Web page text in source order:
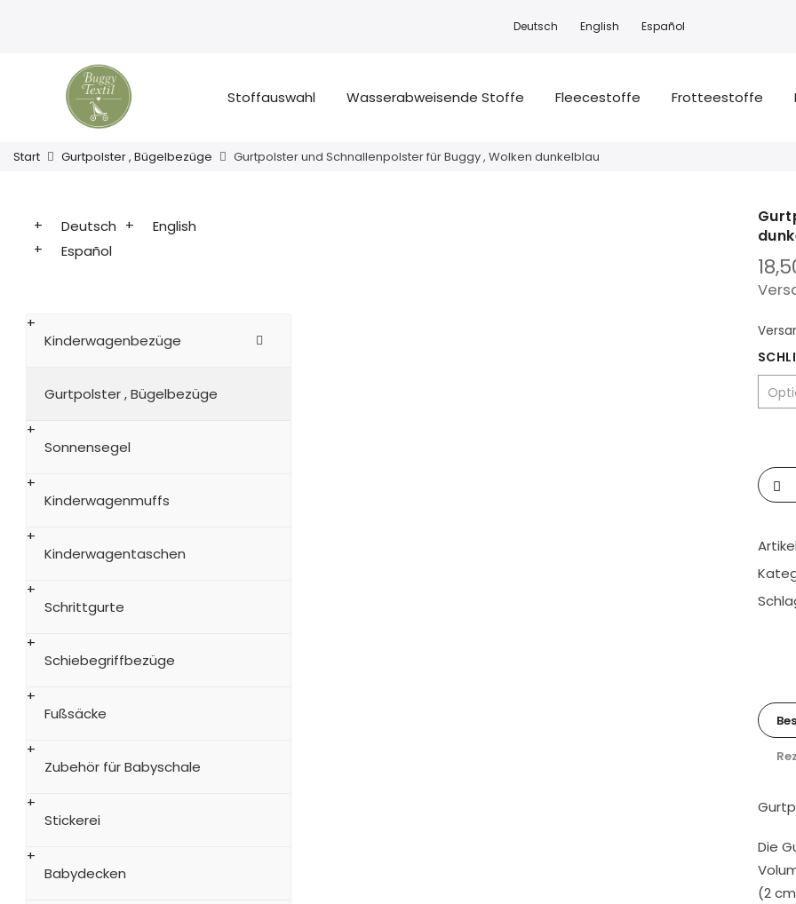
Deutsch English Español
Stoffauswahl Wasserabweisende Stoffe Fleecestoffe Frotteestoffe
Start Gurtpolster , Bügelbezüge Gurtpolster und Schnallenpolster für Buggy , Wolken dunkelblau
Die
(2
Deutsch
English
Español
Kinderwagenbezüge
Gurtpolster , Bügelbezüge
Sonnensegel
Kinderwagenmuffs
Kinderwagentaschen
Schrittgurte
Schiebegriffbezüge
Fußsäcke
Zubehör für Babyschale
Stickerei
Babydecken